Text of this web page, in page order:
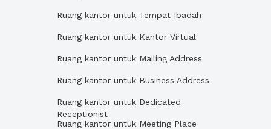
Ruang kantor untuk Tempat Ibadah
Ruang kantor untuk Kantor Virtual
Ruang kantor untuk Mailing Address
Ruang kantor untuk Business Address
Ruang kantor untuk Dedicated
Receptionist
Ruang kantor untuk Meeting Place